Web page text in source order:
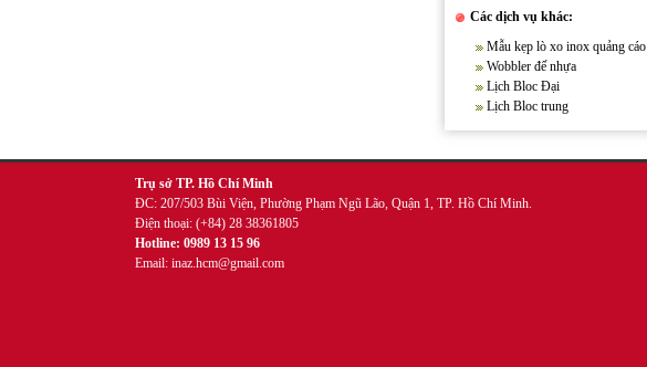
Các dịch vụ khác:
Mẫu kẹp lò xo inox quảng cáo
Wobbler đế nhựa
Lịch Bloc Đại
Lịch Bloc trung
Trụ sở TP. Hồ Chí Minh
ĐC: 207/503 Bùi Viện, Phường Phạm Ngũ Lão, Quận 1, TP. Hồ Chí Minh.
Điện thoại: (+84) 28 38361805
Hotline: 0989 13 15 96
Email: inaz.hcm@gmail.com